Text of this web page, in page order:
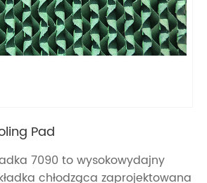
Pad
7090 to wysokowydajny
chłodząca zaprojektowana